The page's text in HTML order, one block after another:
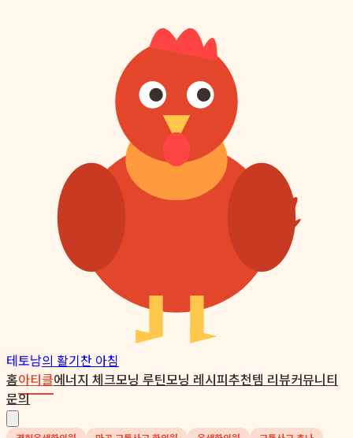
테토남의 활기찬 아침
홈아티클에너지 체크모닝 루틴모닝 레시피추천템 리뷰커뮤니티
문의